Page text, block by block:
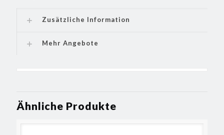
Zusätzliche Information
Mehr Angebote
Ähnliche Produkte